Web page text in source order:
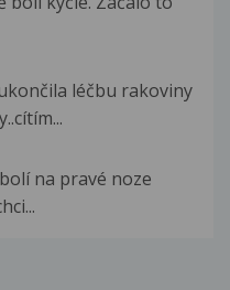
léčbu rakoviny
na pravé noze